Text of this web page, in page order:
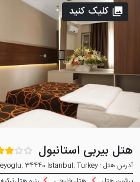
هتل بیربی استانبول
آدرس هتل : Refik Saydam Caddesi No:20/1, Beyoglu, 34440 Istanbul, Turkey
کلیک کنید